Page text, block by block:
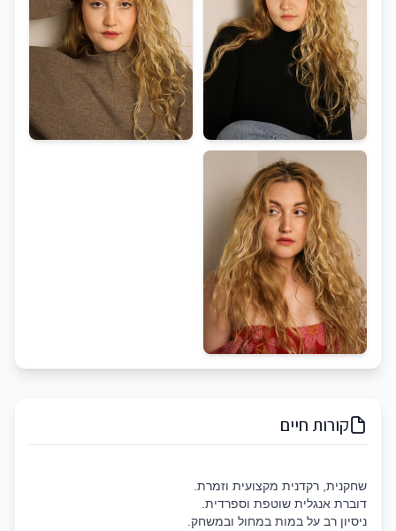
קורות חיים
שחקנית, רקדנית מקצועית וזמרת.
דוברת אנגלית שוטפת וספרדית.
ניסיון רב על במות במחול ובמשחק.